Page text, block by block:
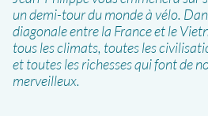
un demi-tour du monde à vélo.
diagonale entre la France et le
tous les climats, toutes les
et toutes les richesses qui font de
merveilleux.